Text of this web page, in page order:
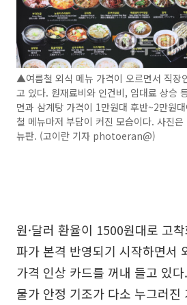
▲여름철 외식 메뉴 가격이 오르면서 직장
고 있다. 원재료비와 인건비, 임대료 상승
면과 삼계탕 가격이 1만원대 후반~2만원
철 메뉴마저 부담이 커진 모습이다. 사진
뉴판. (고이란 기자 photoeran@)
원·달러 환율이 1500원대로 고
파가 본격 반영되기 시작하면서
가격 인상 카드를 꺼내 들고 있
물가 안정 기조가 다소 누그러진